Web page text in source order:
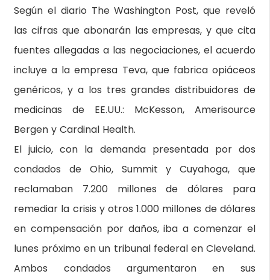
Según el diario The Washington Post, que reveló
las cifras que abonarán las empresas, y que cita
fuentes allegadas a las negociaciones, el acuerdo
incluye a la empresa Teva, que fabrica opiáceos
genéricos, y a los tres grandes distribuidores de
medicinas de EE.UU.: McKesson, Amerisource
Bergen y Cardinal Health.
El juicio, con la demanda presentada por dos
condados de Ohio, Summit y Cuyahoga, que
reclamaban 7.200 millones de dólares para
remediar la crisis y otros 1.000 millones de dólares
en compensación por daños, iba a comenzar el
lunes próximo en un tribunal federal en Cleveland.
Ambos condados argumentaron en sus